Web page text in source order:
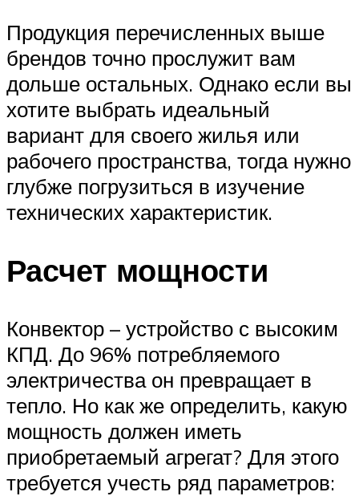
Продукция перечисленных выше
брендов точно прослужит вам
дольше остальных. Однако если вы
хотите выбрать идеальный
вариант для своего жилья или
рабочего пространства, тогда нужно
глубже погрузиться в изучение
технических характеристик.
Расчет мощности
Конвектор – устройство с высоким
КПД. До 96% потребляемого
электричества он превращает в
тепло. Но как же определить, какую
мощность должен иметь
приобретаемый агрегат? Для этого
требуется учесть ряд параметров: